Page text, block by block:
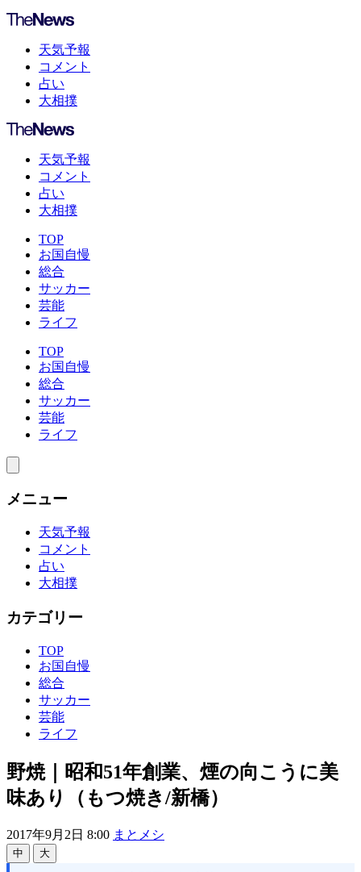
天気予報
コメント
占い
大相撲
天気予報
コメント
占い
大相撲
TOP
お国自慢
総合
サッカー
芸能
ライフ
TOP
お国自慢
総合
サッカー
芸能
ライフ
メニュー
天気予報
コメント
占い
大相撲
カテゴリー
TOP
お国自慢
総合
サッカー
芸能
ライフ
野焼｜昭和51年創業、煙の向こうに美
味あり（もつ焼き/新橋）
2017年9月2日 8:00 まとメシ
中 大